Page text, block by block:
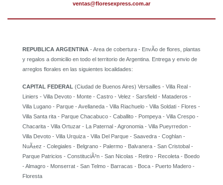
ventas@floresexpress.com.ar
REPUBLICA ARGENTINA - Area de cobertura - EnvÃ­o de flores, plantas
y regalos a domicilio en todo el territorio de Argentina. Entrega y envio de
arreglos florales en las siguientes localidades:
CAPITAL FEDERAL (Ciudad de Buenos Aires) Versailles - Villa Real -
Liniers - Villa Devoto - Monte - Castro - Velez - Sarsfield - Mataderos -
Villa Lugano - Parque - Avellaneda - Villa Riachuelo - Villa Soldati - Flores -
Villa Santa rita - Parque Chacabuco - Caballito - Pompeya - Villa Crespo -
Chacarita - Villa Ortuzar - La Paternal - Agronomia - Villa Pueyrredon -
Villa Devoto - Villa Urquiza - Villa Del Parque - Saavedra - Coghlan -
NuÃ±ez - Colegiales - Belgrano - Palermo - Balvanera - San Cristobal -
Parque Patricios - ConstituciÃ³n - San Nicolas - Retiro - Recoleta - Boedo
- Almagro - Monserrat - San Telmo - Barracas - Boca - Puerto Madero -
Floresta